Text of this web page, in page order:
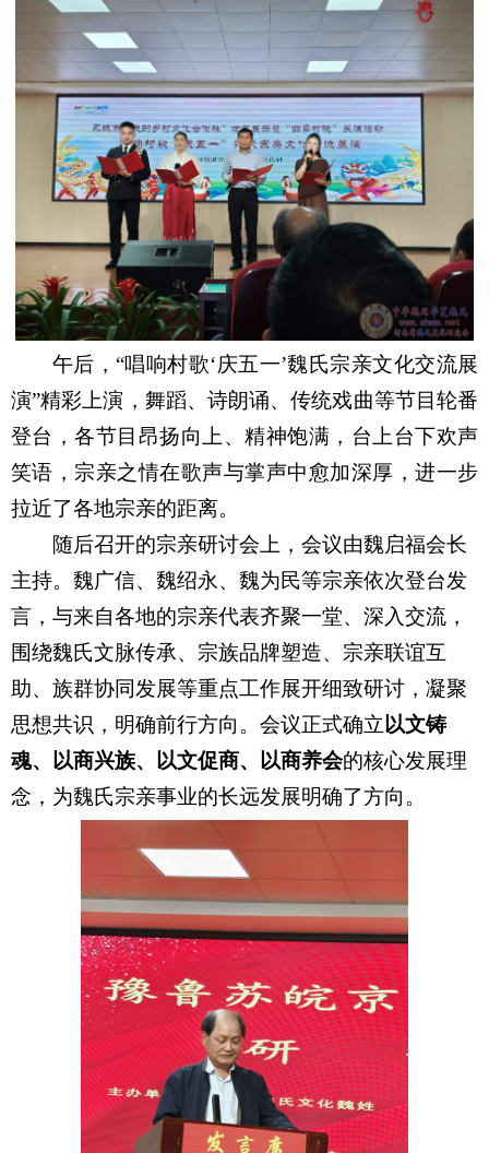
午后，“唱响村歌‘庆五一’魏氏宗亲文化交流展
演”精彩上演，舞蹈、诗朗诵、传统戏曲等节目轮番
登台，各节目昂扬向上、精神饱满，台上台下欢声
笑语，宗亲之情在歌声与掌声中愈加深厚，进一步
拉近了各地宗亲的距离。
随后召开的宗亲研讨会上，会议由魏启福会长
主持。魏广信、魏绍永、魏为民等宗亲依次登台发
言，与来自各地的宗亲代表齐聚一堂、深入交流，
围绕魏氏文脉传承、宗族品牌塑造、宗亲联谊互
助、族群协同发展等重点工作展开细致研讨，凝聚
思想共识，明确前行方向。会议正式确立以文铸
魂、以商兴族、以文促商、以商养会的核心发展理
念，为魏氏宗亲事业的长远发展明确了方向。